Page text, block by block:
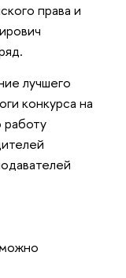
права и
лучшего
конкурса на
работу